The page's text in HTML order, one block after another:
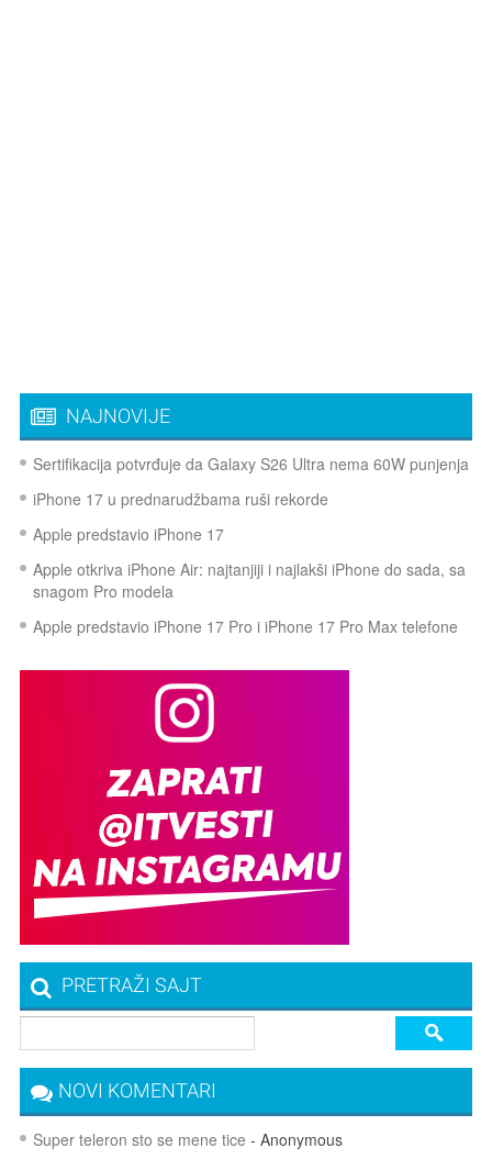
NAJNOVIJE
Sertifikacija potvrđuje da Galaxy S26 Ultra nema 60W punjenja
iPhone 17 u prednarudžbama ruši rekorde
Apple predstavio iPhone 17
Apple otkriva iPhone Air: najtanjiji i najlakši iPhone do sada, sa
snagom Pro modela
Apple predstavio iPhone 17 Pro i iPhone 17 Pro Max telefone
PRETRAŽI SAJT
NOVI KOMENTARI
Super teleron sto se mene tice - Anonymous